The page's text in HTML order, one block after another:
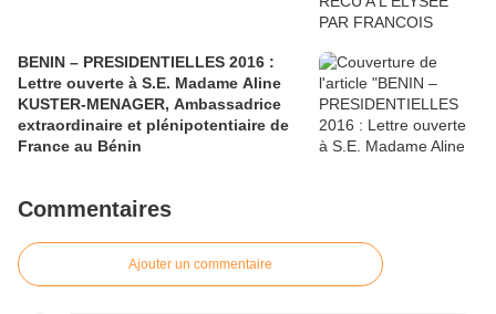
BENIN – PRESIDENTIELLES 2016 :
Lettre ouverte à S.E. Madame Aline
KUSTER-MENAGER, Ambassadrice
extraordinaire et plénipotentiaire de
France au Bénin
Commentaires
Ajouter un commentaire